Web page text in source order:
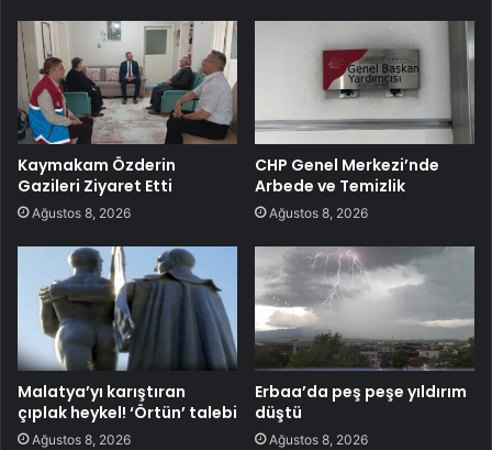
Kaymakam Özderin
Gazileri Ziyaret Etti
Ağustos 8, 2026
CHP Genel Merkezi’nde
Arbede ve Temizlik
Ağustos 8, 2026
Malatya’yı karıştıran
çıplak heykel! ‘Örtün’ talebi
Ağustos 8, 2026
Erbaa’da peş peşe yıldırım
düştü
Ağustos 8, 2026